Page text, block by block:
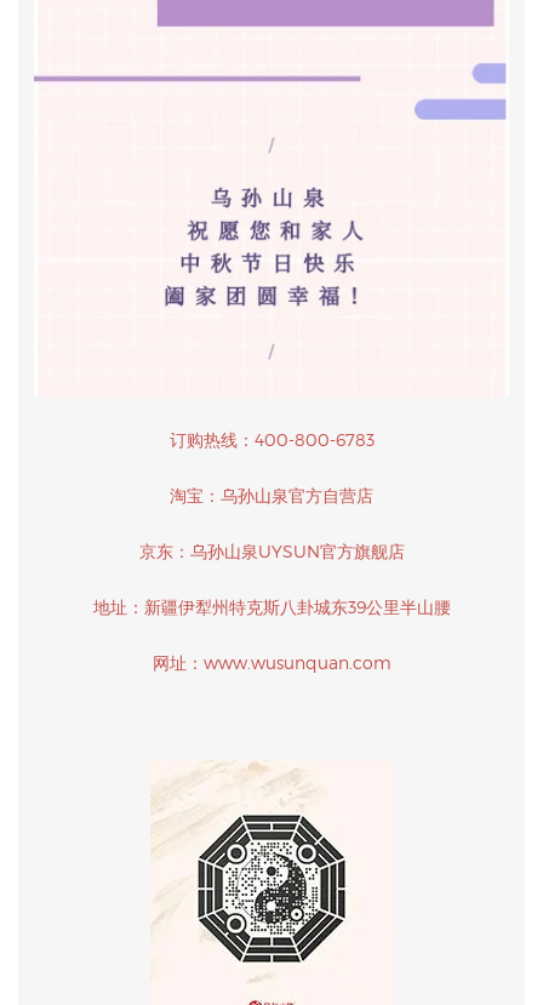
订购热线：400-800-6783
淘宝：乌孙山泉官方自营店
京东：乌孙山泉UYSUN官方旗舰店
地址：新疆伊犁州特克斯八卦城东39公里半山腰
网址：www.wusunquan.com